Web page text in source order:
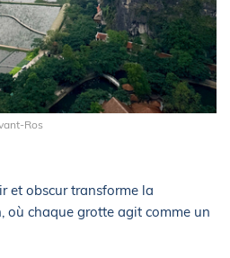
Ros
et obscur transforme la
où chaque grotte agit comme un